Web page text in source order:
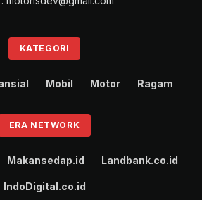
KATEGORI
Mobil Motor Ragam
ERA NETWORK
Makansedap.id Landbank.co.id
IndoDigital.co.id